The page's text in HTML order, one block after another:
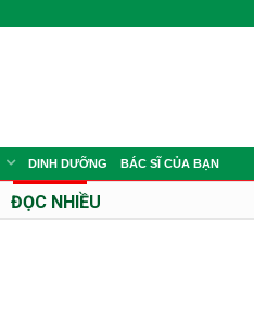
DINH DƯỠNG BÁC SĨ CỦA BẠN
ĐỌC NHIỀU